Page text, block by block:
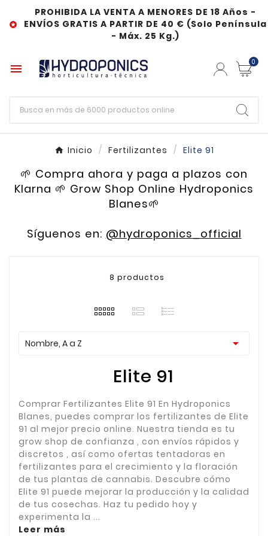

PROHIBIDA LA VENTA A MENORES DE 18 Años -
ENVÍOS GRATIS A PARTIR DE 40 € (Solo Península
- Máx. 25 Kg.)
 0
Inicio Fertilizantes Elite 91
🌱 Compra ahora y paga a plazos con
Klarna 🌱 Grow Shop Online Hydroponics
Blanes🌱
Síguenos en: @hydroponics_official
8 productos
Nombre, A a Z 
Elite 91
Comprar Fertilizantes Elite 91 En Hydroponics
Blanes, puedes comprar los fertilizantes de Elite
91 al mejor precio online. Nuestra tienda es tu
grow shop de confianza , con envíos rápidos y
discretos , así como ofertas tentadoras en
fertilizantes para el crecimiento y la floración
de tus plantas de cannabis. Descubre cómo
Elite 91 puede mejorar la producción y la calidad
de tus cosechas. Haz tu pedido hoy y
experimenta la ...
Leer más